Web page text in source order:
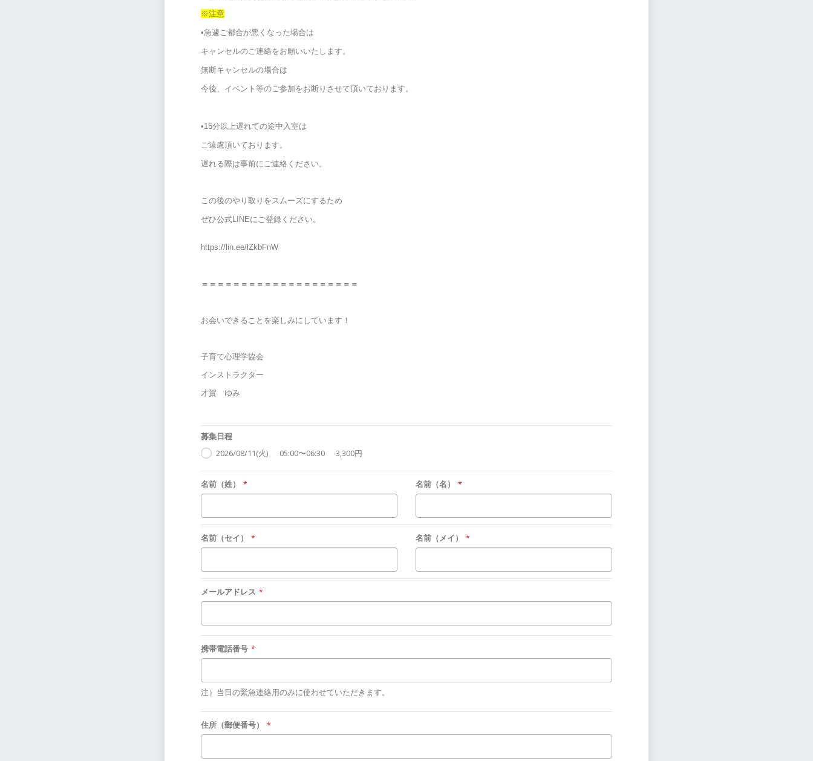
※注意
•急遽ご都合が悪くなった場合は
キャンセルのご連絡をお願いいたします。
無断キャンセルの場合は
今後、イベント等のご参加をお断りさせて頂いております。
•15分以上遅れての途中入室は
ご遠慮頂いております。
遅れる際は事前にご連絡ください。
この後のやり取りをスムーズにするため
ぜひ公式LINEにご登録ください。
https://lin.ee/lZkbFnW
＝＝＝＝＝＝＝＝＝＝＝＝＝＝＝＝＝＝＝＝
お会いできることを楽しみにしています！
子育て心理学協会
インストラクター
才賀 ゆみ
募集日程
2026/08/11(火)
05:00〜06:30 3,300円
名前（姓） * 名前（名） *
名前（セイ） * 名前（メイ） *
メールアドレス *
携帯電話番号 *
注）当日の緊急連絡用のみに使わせていただきます。
住所（郵便番号） *